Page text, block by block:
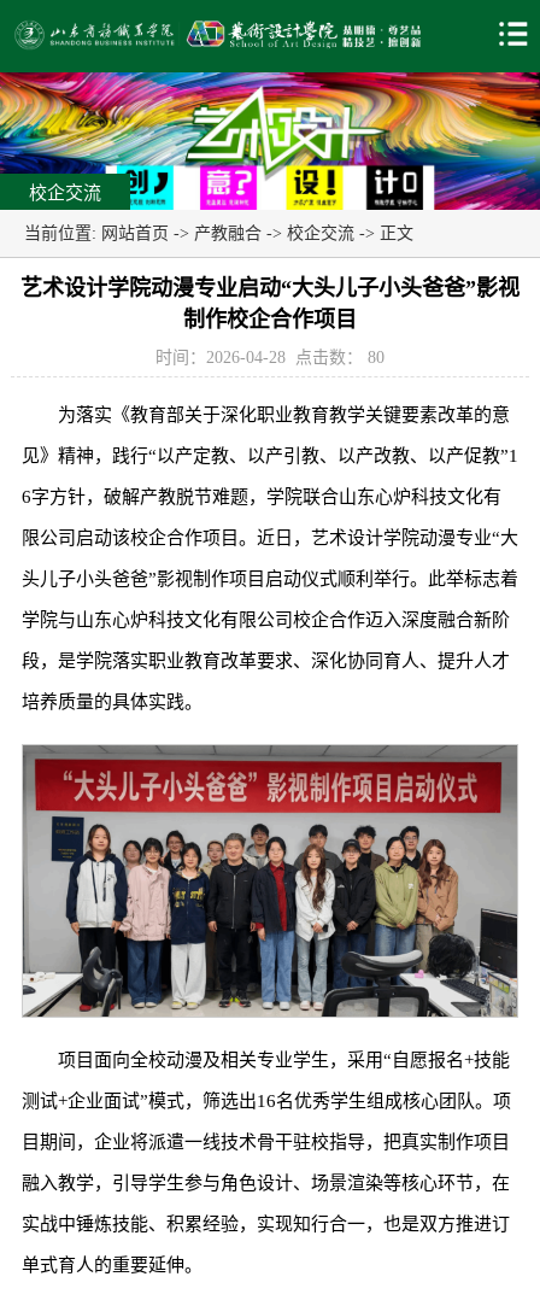
校企交流
当前位置: 网站首页 -> 产教融合 -> 校企交流 -> 正文
艺术设计学院动漫专业启动“大头儿子小头爸爸”影视
制作校企合作项目
时间：2026-04-28 点击数： 80
为落实《教育部关于深化职业教育教学关键要素改革的意
见》精神，践行“以产定教、以产引教、以产改教、以产促教”1
6字方针，破解产教脱节难题，学院联合山东心炉科技文化有
限公司启动该校企合作项目。近日，艺术设计学院动漫专业“大
头儿子小头爸爸”影视制作项目启动仪式顺利举行。此举标志着
学院与山东心炉科技文化有限公司校企合作迈入深度融合新阶
段，是学院落实职业教育改革要求、深化协同育人、提升人才
培养质量的具体实践。
项目面向全校动漫及相关专业学生，采用“自愿报名+技能
测试+企业面试”模式，筛选出16名优秀学生组成核心团队。项
目期间，企业将派遣一线技术骨干驻校指导，把真实制作项目
融入教学，引导学生参与角色设计、场景渲染等核心环节，在
实战中锤炼技能、积累经验，实现知行合一，也是双方推进订
单式育人的重要延伸。